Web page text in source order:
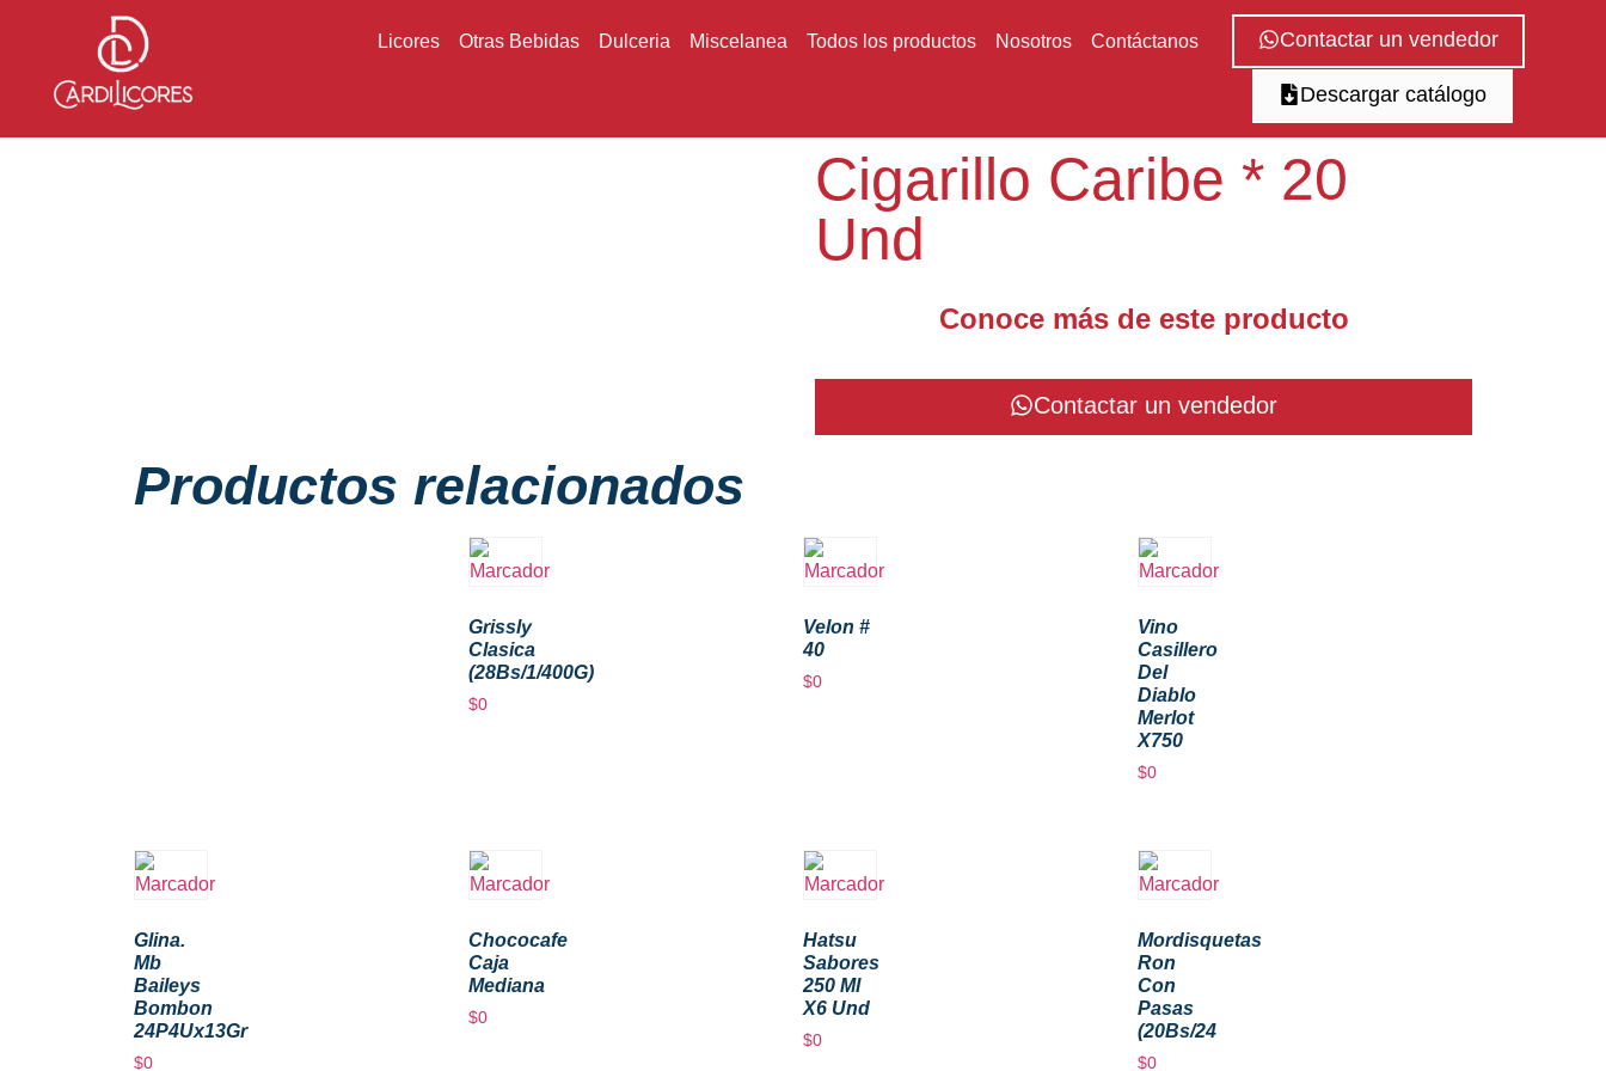
Licores Otras Bebidas Dulceria Miscelanea Todos los productos Nosotros Contáctanos Contactar un vendedor
Descargar catálogo
Cigarillo Caribe * 20
Und
Conoce más de este producto
Contactar un vendedor
Productos relacionados
Grissly
Clasica
(28Bs/1/400G)
$0
Velon #
40
$0
Vino
Casillero
Del
Diablo
Merlot
X750
$0
Glina.
Mb
Baileys
Bombon
24P4Ux13Gr
$0
Chococafe
Caja
Mediana
$0
Hatsu
Sabores
250 Ml
X6 Und
$0
Mordisquetas
Ron
Con
Pasas
(20Bs/24
$0